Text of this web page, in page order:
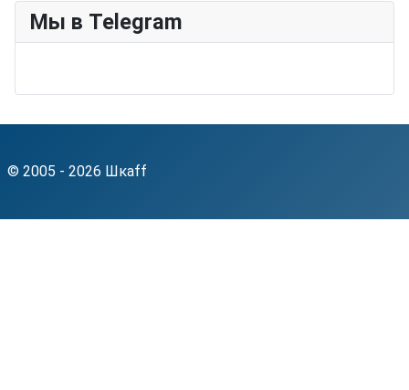
Мы в Telegram
© 2005 - 2026 Шкаff